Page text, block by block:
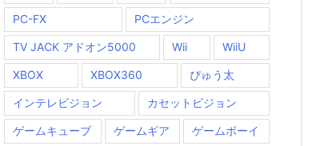
PC-FX
PCエンジン
TV JACK アドオン5000 Wii WiiU
XBOX XBOX360 ぴゅう太
インテレビジョン カセットビジョン
ゲームキューブ ゲームギア ゲームボーイ